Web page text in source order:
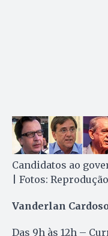
Candidatos ao
| Fotos:
Vanderlan
Das 9h às 12h –